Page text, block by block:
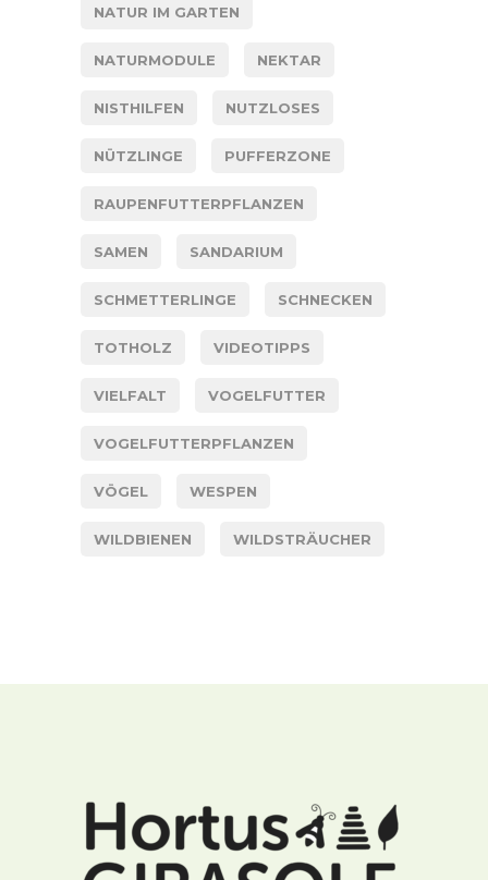
NATUR IM GARTEN
NATURMODULE NEKTAR
NISTHILFEN NUTZLOSES
NÜTZLINGE PUFFERZONE
RAUPENFUTTERPFLANZEN
SAMEN SANDARIUM
SCHMETTERLINGE SCHNECKEN
TOTHOLZ VIDEOTIPPS
VIELFALT VOGELFUTTER
VOGELFUTTERPFLANZEN
VÖGEL WESPEN
WILDBIENEN WILDSTRÄUCHER